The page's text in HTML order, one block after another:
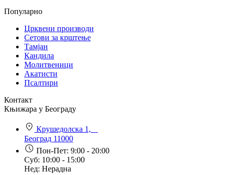
Популарно
Црквени производи
Сетови за крштење
Тамјан
Кандила
Молитвеници
Акатисти
Псалтири
Контакт
Књижара у Београду
Крушедолска 1,
Београд 11000
Пон-Пет: 9:00 - 20:00
Суб: 10:00 - 15:00
Нед: Нерадна